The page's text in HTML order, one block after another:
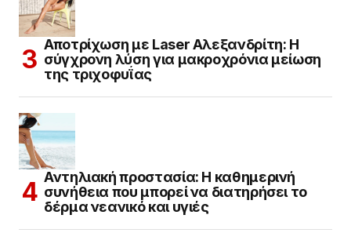
Αποτρίχωση με Laser Αλεξανδρίτη: Η
σύγχρονη λύση για μακροχρόνια μείωση
της τριχοφυΐας
Αντηλιακή προστασία: Η καθημερινή
συνήθεια που μπορεί να διατηρήσει το
δέρμα νεανικό και υγιές